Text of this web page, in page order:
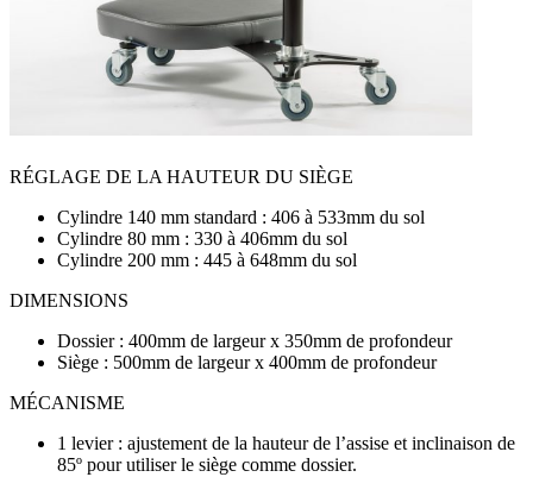
RÉGLAGE DE LA HAUTEUR DU SIÈGE
Cylindre 140 mm standard : 406 à 533mm du sol
Cylindre 80 mm : 330 à 406mm du sol
Cylindre 200 mm : 445 à 648mm du sol
DIMENSIONS
Dossier : 400mm de largeur x 350mm de profondeur
Siège : 500mm de largeur x 400mm de profondeur
MÉCANISME
1 levier : ajustement de la hauteur de l’assise et inclinaison de
85º pour utiliser le siège comme dossier.